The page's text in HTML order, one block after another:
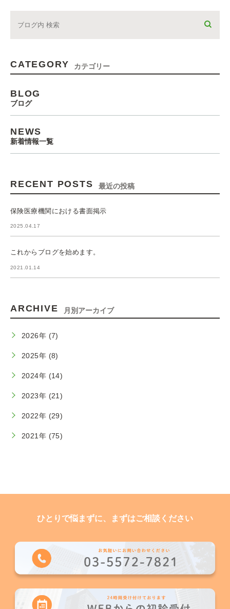
CATEGORY カテゴリー
BLOG
ブログ
NEWS
新着情報一覧
RECENT POSTS 最近の投稿
保険医療機関における書面掲示
2025.04.17
これからブログを始めます。
2021.01.14
ARCHIVE 月別アーカイブ
2026年 (7)
2025年 (8)
2024年 (14)
2023年 (21)
2022年 (29)
2021年 (75)
ひとりで悩まずに、まずはご相談ください